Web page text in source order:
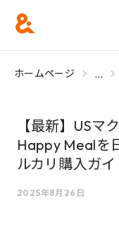
ホームページ ...
【最新】USマ
Happy Mealを
ルカリ購入ガイ
2025年8月26日